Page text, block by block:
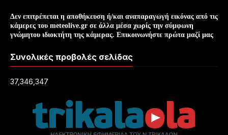
Δεν επιτρέπεται η αποθήκευση ή/και αναπαραγωγή εικόνας από τις
κάμερες του meteolive.gr σε άλλα μέσα χωρίς την σύμφωνη
γνώμητου ιδιοκτήτη της κάμερας. Επικοινωνήστε πρώτα μαζί μας
Συνολικές προβολές σελίδας
37,346,347